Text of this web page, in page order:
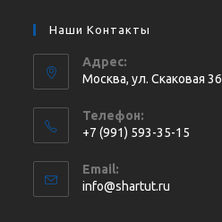
Наши Контакты
Адрес:
Москва, ул. Cкаковая 36
Телефон:
+7 (991) 593-35-15
в
вашем
Email:
info@shartut.ru